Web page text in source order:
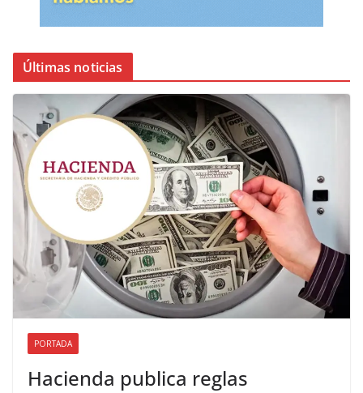
Últimas noticias
PORTADA
Hacienda publica reglas